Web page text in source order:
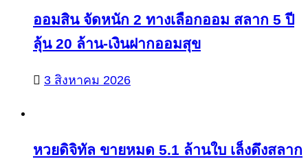
ออมสิน จัดหนัก 2 ทางเลือกออม สลาก 5 ปี
ลุ้น 20 ล้าน-เงินฝากออมสุข
3 สิงหาคม 2026
หวยดิจิทัล ขายหมด 5.1 ล้านใบ เล็งดึงสลาก